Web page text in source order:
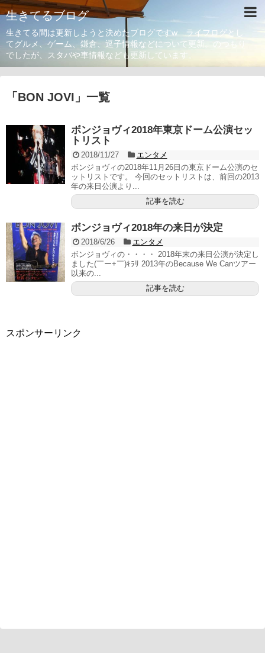
生きてるブログ
生きてる間は更新しようと決めたブログですw ライフログとし
てグルメ、ゲーム、鎌倉、逗子情報などについて更新。のつもり
でしたが、スタバや車情報なども更新しています。
「 BON JOVI 」 一覧
ボンジョヴィ2018年東京ドーム公演セッ
トリスト
2018/11/27
エンタメ
ボンジョヴィの2018年11月26日の東京ドーム公演のセ
ットリストです。 今回のセットリストは、前回の2013
年の来日公演より...
記事を読む
ボンジョヴィ2018年の来日が決定
2018/6/26
エンタメ
ボンジョヴィの・・・・ 2018年末の来日公演が決定し
ました(￣ー+￣)ｷﾗﾘ 2013年のBecause We Canツアー
以来の...
記事を読む
スポンサーリンク